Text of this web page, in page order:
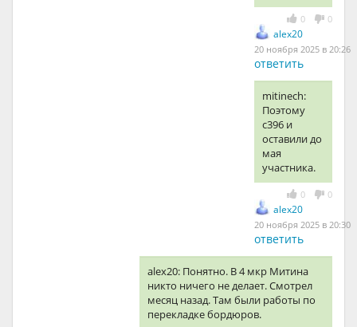
0 0
alex20
20 ноября 2025 в 20:26
ответить
mitinech:
Поэтому
с396 и
оставили до
мая
участника.
0 0
alex20
20 ноября 2025 в 20:30
ответить
alex20: Понятно. В 4 мкр Митина
никто ничего не делает. Смотрел
месяц назад. Там были работы по
перекладке бордюров.